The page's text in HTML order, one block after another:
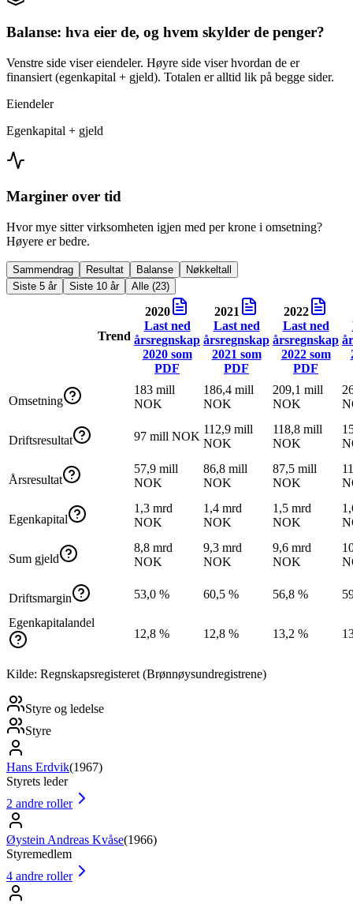
Balanse: hva eier de, og hvem skylder de penger?
Venstre side viser eiendeler. Høyre side viser hvordan de er
finansiert (egenkapital + gjeld). Totalen er alltid lik på begge sider.
Eiendeler
Egenkapital + gjeld
Marginer over tid
Hvor mye sitter virksomheten igjen med per krone i omsetning?
Høyere er bedre.
Sammendrag Resultat Balanse
Nøkkeltall
Siste 5 år
Siste 10 år Alle (23)
Trend
2020
Last ned
årsregnskap
2020som
PDF
2021
Last ned
årsregnskap
2021 som
PDF
2022
Last ned
årsregnskap
2022som
PDF
Omsetning
183 mill
NOK
186,4 mill
NOK
209,1 mill
NOK
Driftsresultat 97 mill NOK
112,9 mill
NOK
118,8 mill
NOK
Årsresultat
57,9 mill
NOK
86,8 mill
NOK
87,5 mill
NOK
Egenkapital
1,3 mrd
NOK
1,4 mrd
NOK
1,5 mrd
NOK
Sum gjeld
8,8 mrd
NOK
9,3 mrd
NOK
9,6 mrd
NOK
Driftsmargin 53,0 % 60,5 % 56,8 %
Egenkapitalandel
12,8 %
12,8 % 13,2 %
Kilde: Regnskapsregisteret (Brønnøysundregistrene)
Styre og ledelse
Styre
Hans Erdvik(1967)
Styrets leder
2 andre roller
Øystein Andreas Kvåse(1966)
Styremedlem
4 andre roller